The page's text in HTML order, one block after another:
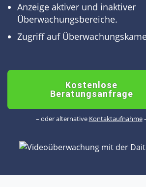
Anzeige aktiver und inaktiver
Überwachungsbereiche.
Zugriff auf
Kostenlose
Beratungsanfrage
– oder alternative Kontaktaufnahme